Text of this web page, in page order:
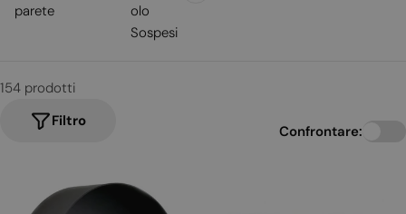
parete
olo
Sospesi
154 prodotti
Filtro
Confrontare: